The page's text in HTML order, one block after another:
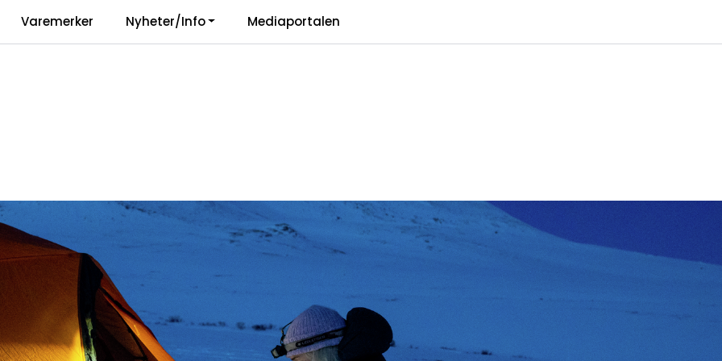
Vårt ansvar Language
Varemerker Nyheter/Info Mediaportalen